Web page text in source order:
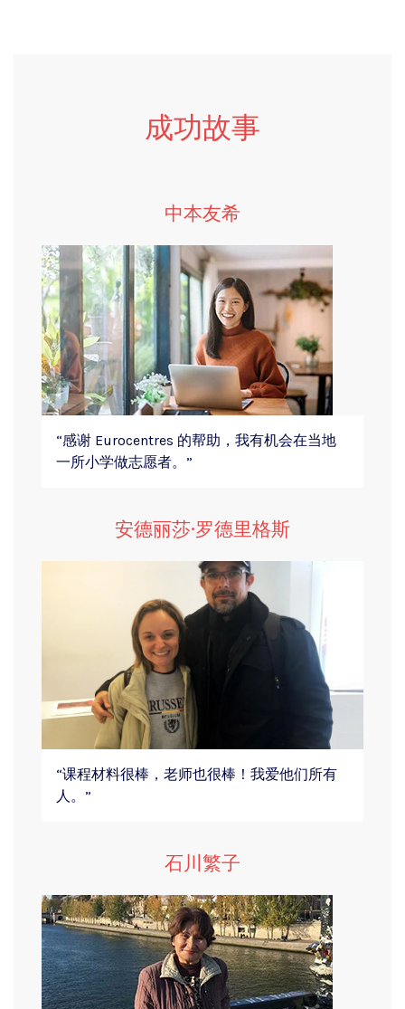
成功故事
中本友希
“感谢 Eurocentres 的帮助，我有机会在当地
一所小学做志愿者。”
安德丽莎·罗德里格斯
“课程材料很棒，老师也很棒！我爱他们所有
人。”
石川繁子